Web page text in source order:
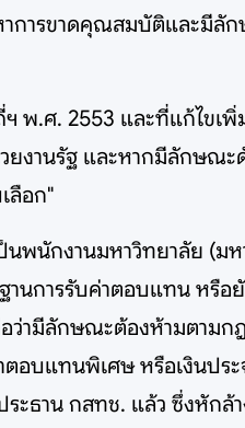
าการขาดคุณสมบัติและมีลั
พ.ศ. 2553 และที่แก้ไขเพิ่
ยงานรัฐ และหากมีลักษณะ
ลือก"
นพนักงานมหาวิทยาลัย (ม
นการรับค่าตอบแทน หรือ
ว่ามีลักษณะต้องห้ามตามก
อบแทนพิเศษ หรือเงินปร
ะธาน กสทช. แล้ว ซึ่งหักล้